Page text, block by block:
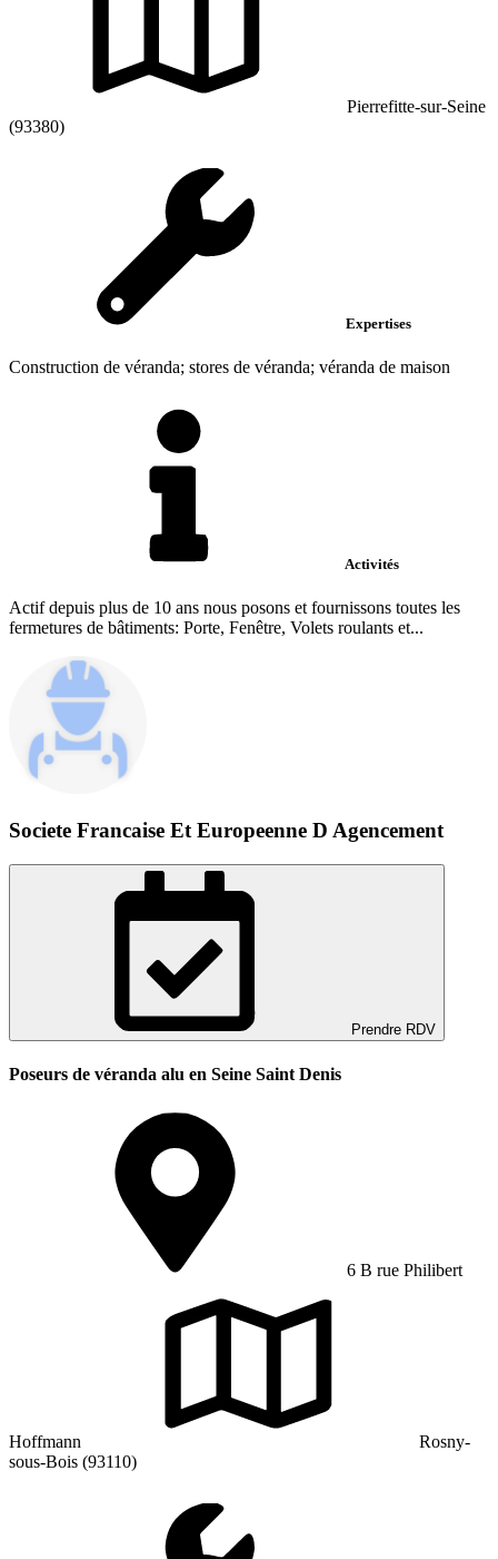
Pierrefitte-sur-Seine
(93380)
Expertises
Construction de véranda; stores de véranda; véranda de maison
Activités
Actif depuis plus de 10 ans nous posons et fournissons toutes les
fermetures de bâtiments: Porte, Fenêtre, Volets roulants et...
Societe Francaise Et Europeenne D Agencement
Prendre RDV
Poseurs de véranda alu en Seine Saint Denis
6 B rue Philibert
Hoffmann
Rosny-
sous-Bois (93110)